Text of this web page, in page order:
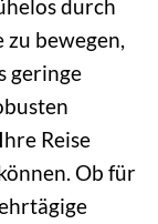
durch
bewegen,
geringe
Reise
Ob für